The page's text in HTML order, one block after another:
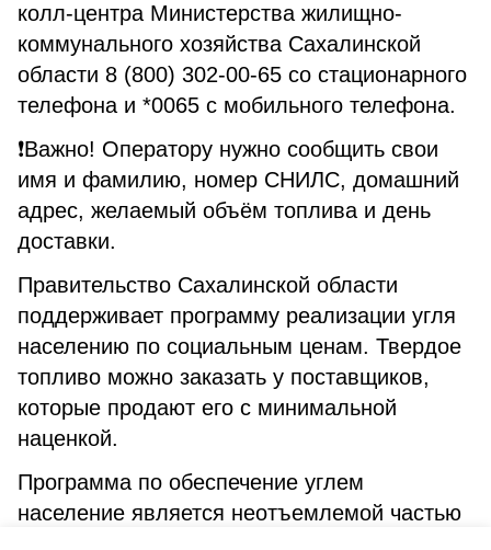
колл-центра Министерства жилищно-
коммунального хозяйства Сахалинской
области 8 (800) 302-00-65 со стационарного
телефона и *0065 с мобильного телефона.
❗️Важно! Оператору нужно сообщить свои
имя и фамилию, номер СНИЛС, домашний
адрес, желаемый объём топлива и день
доставки.
Правительство Сахалинской области
поддерживает программу реализации угля
населению по социальным ценам. Твердое
топливо можно заказать у поставщиков,
которые продают его с минимальной
наценкой.
Программа по обеспечение углем
население является неотъемлемой частью